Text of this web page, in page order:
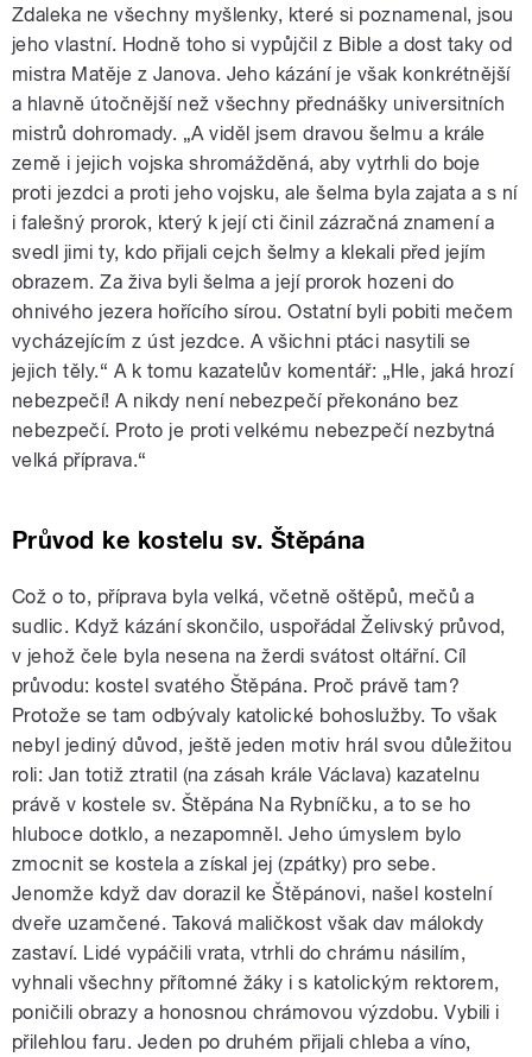
Zdaleka ne všechny myšlenky, které si poznamenal, jsou
jeho vlastní. Hodně toho si vypůjčil z Bible a dost taky od
mistra Matěje z Janova. Jeho kázání je však konkrétnější
a hlavně útočnější než všechny přednášky universitních
mistrů dohromady. „A viděl jsem dravou šelmu a krále
země i jejich vojska shromážděná, aby vytrhli do boje
proti jezdci a proti jeho vojsku, ale šelma byla zajata a s ní
i falešný prorok, který k její cti činil zázračná znamení a
svedl jimi ty, kdo přijali cejch šelmy a klekali před jejím
obrazem. Za živa byli šelma a její prorok hozeni do
ohnivého jezera hořícího sírou. Ostatní byli pobiti mečem
vycházejícím z úst jezdce. A všichni ptáci nasytili se
jejich těly.“ A k tomu kazatelův komentář: „Hle, jaká hrozí
nebezpečí! A nikdy není nebezpečí překonáno bez
nebezpečí. Proto je proti velkému nebezpečí nezbytná
velká příprava.“
Průvod ke kostelu sv. Štěpána
Což o to, příprava byla velká, včetně oštěpů, mečů a
sudlic. Když kázání skončilo, uspořádal Želivský průvod,
v jehož čele byla nesena na žerdi svátost oltářní. Cíl
průvodu: kostel svatého Štěpána. Proč právě tam?
Protože se tam odbývaly katolické bohoslužby. To však
nebyl jediný důvod, ještě jeden motiv hrál svou důležitou
roli: Jan totiž ztratil (na zásah krále Václava) kazatelnu
právě v kostele sv. Štěpána Na Rybníčku, a to se ho
hluboce dotklo, a nezapomněl. Jeho úmyslem bylo
zmocnit se kostela a získal jej (zpátky) pro sebe.
Jenomže když dav dorazil ke Štěpánovi, našel kostelní
dveře uzamčené. Taková maličkost však dav málokdy
zastaví. Lidé vypáčili vrata, vtrhli do chrámu násilím,
vyhnali všechny přítomné žáky i s katolickým rektorem,
poničili obrazy a honosnou chrámovou výzdobu. Vybili i
přilehlou faru. Jeden po druhém přijali chleba a víno,